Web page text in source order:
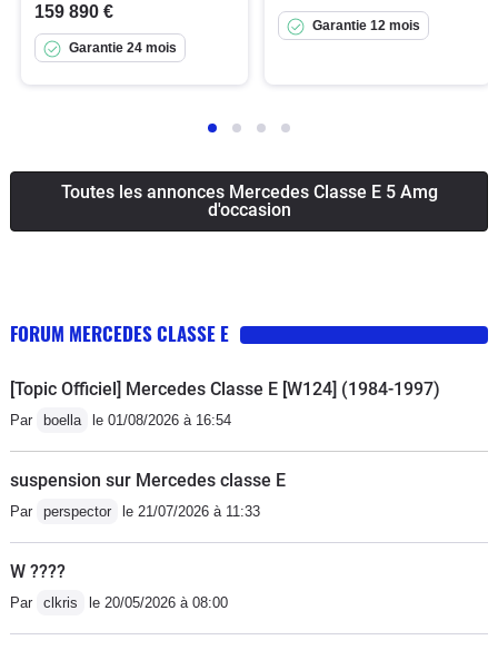
159 890 €
Garantie 24 mois
Garantie 12 mois
Toutes les annonces Mercedes Classe E 5 Amg
d'occasion
FORUM MERCEDES CLASSE E
[Topic Officiel] Mercedes Classe E [W124] (1984-1997)
Par boella le 01/08/2026 à 16:54
suspension sur Mercedes classe E
Par perspector le 21/07/2026 à 11:33
W ????
Par clkris le 20/05/2026 à 08:00